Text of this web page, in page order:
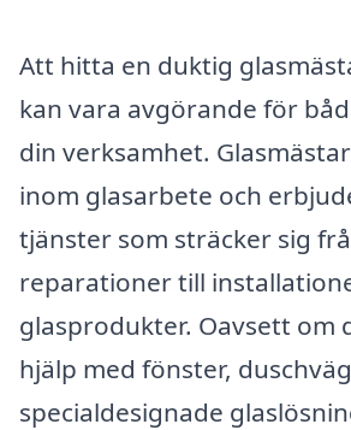
Att hitta en duktig
kan vara avgörande för
din verksamhet.
inom glasarbete och
tjänster som sträcker sig
reparationer till
glasprodukter. Oavsett om
hjälp med fönster,
specialdesignade